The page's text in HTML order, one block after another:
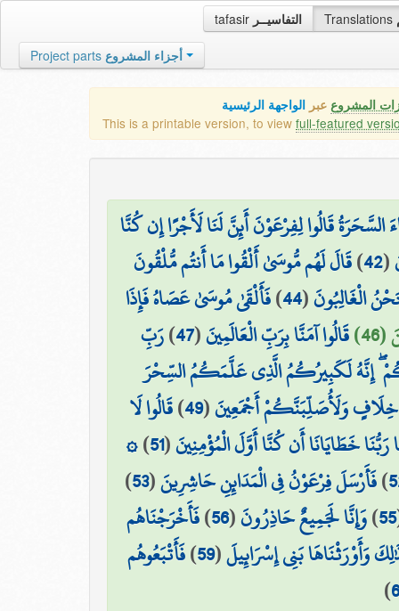
tafasir التفاسيــر Translations
Project parts أجزاء المشروع
المشروع عبر الواجهة الرئيسية
This is a printable version, to view full-featured
السَّحَرَةُ قَالُوا لِفِرْعَوْنَ أَئِنَّ لَنَا لَأَجْرًا إِن كُنَّا
(
42
)قَالَ لَهُم مُّوسَىٰ أَلْقُوا مَا أَنتُم مُّلْقُونَ
الْغَالِبُونَ(
44
)فَأَلْقَىٰ مُوسَىٰ عَصَاهُ فَإِذَا
قَالُوا آمَنَّا بِرَبِّ الْعَالَمِينَ(
47
)رَبِّ
إِنَّهُ لَكَبِيرُكُمُ الَّذِي عَلَّمَكُمُ السِّحْرَ
وَلَأُصَلِّبَنَّكُمْ أَجْمَعِينَ(
49
)قَالُوا لَا
خَطَايَانَا أَن كُنَّا أَوَّلَ الْمُؤْمِنِينَ(
51
)۞
)فَأَرْسَلَ فِرْعَوْنُ فِي الْمَدَائِنِ حَاشِرِينَ(
53
)
55
)وَإِنَّا لَجَمِيعٌ حَاذِرُونَ(
56
)فَأَخْرَجْنَاهُم
وَأَوْرَثْنَاهَا بَنِي إِسْرَائِيلَ(
59
)فَأَتْبَعُوهُم
)